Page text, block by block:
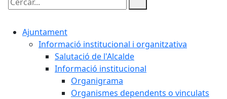
Cercar:
Ajuntament
Informació institucional i organitzativa
Salutació de l'Alcalde
Informació institucional
Organigrama
Organismes dependents o vinculats